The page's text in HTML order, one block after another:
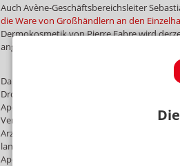
Auch Avène-Geschäftsbereichsleiter
die Ware von Großhändlern an den
Dermokosmetik von Pierre Fabre wird
angeboten. Insgesamt werden rund 60
Damit endet nach fast zehn Jahren eine
Drogerien wie Schlecker, Rossmann und
Apotheke positionieren wollten. Schlecker
Versandapotheke gegründet und unter
Arzneimittel und Gesundheitsprodukte
lange mit einer Versandapotheke, in den
Apothekenmarken.
Die Nummer 2 will den